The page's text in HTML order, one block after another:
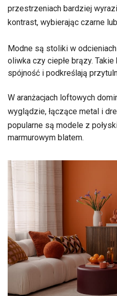
przestrzeniach bardziej
kontrast, wybierając czarne lub
Modne są stoliki w
oliwka czy ciepłe brązy.
spójność i podkreślają
W aranżacjach loftowych
wyglądzie, łączące metal i
popularne są modele z
marmurowym blatem.